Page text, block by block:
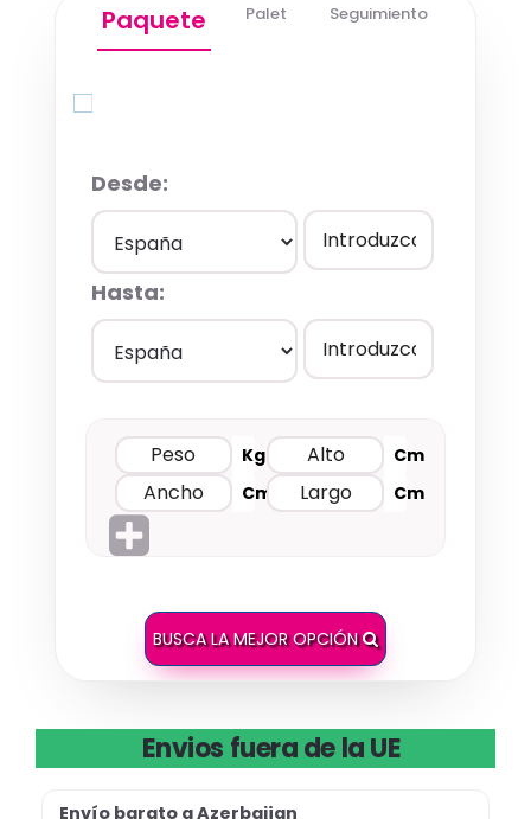
Paquete Palet Seguimiento
Desde:
Hasta:
Kg
Cm
Cm
Cm
BUSCA LA MEJOR OPCIÓN
Envios fuera de la UE
Envío barato a Azerbaijan